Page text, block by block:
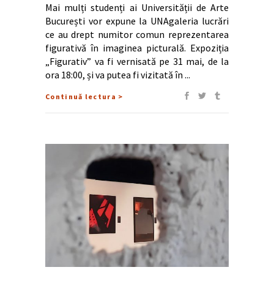
Mai mulți studenți ai Universității de Arte
București vor expune la UNAgaleria lucrări
ce au drept numitor comun reprezentarea
figurativă în imaginea picturală. Expoziția
„Figurativ” va fi vernisată pe 31 mai, de la
ora 18:00, și va putea fi vizitată în
Continuă lectura >